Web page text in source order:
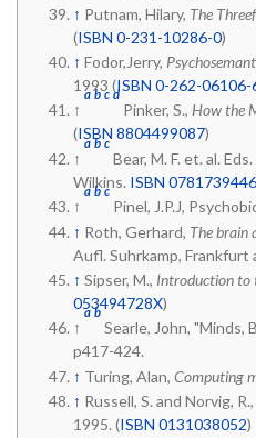
↑ Putnam, Hilary, The
(ISBN 0-231-10286-0)
↑ Fodor,Jerry,
1993 (ISBN 0-262-06106-
↑
a b c d
Pinker, S., How the
(ISBN 8804499087)
↑
a b c
Bear, M. F. et. al.
Wilkins. ISBN 0781739446
↑
a b c
Pinel, J.P.J,
↑ Roth, Gerhard, The brain
Aufl. Suhrkamp, Frankfurt
↑ Sipser, M., Introduction to
053494728X)
↑
a b
Searle, John, "Minds,
p417-424.
↑ Turing, Alan, Computing
↑ Russell, S. and Norvig, R.,
1995. (ISBN 0131038052)